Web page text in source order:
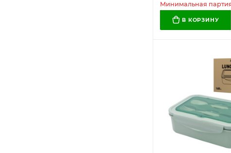
Минимальная
В КОРЗИНУ